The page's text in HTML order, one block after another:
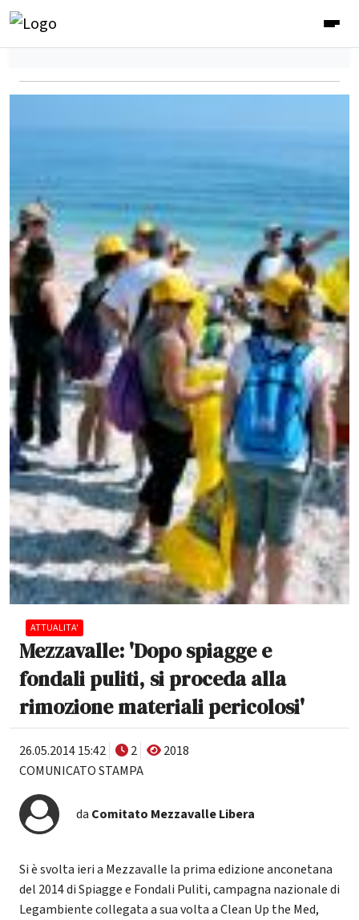
ATTUALITA'
Mezzavalle: 'Dopo spiagge e
fondali puliti, si proceda alla
rimozione materiali pericolosi'
26.05.2014 15:42 2
2018
COMUNICATO STAMPA
da Comitato Mezzavalle Libera
Si è svolta ieri a Mezzavalle la prima edizione anconetana
del 2014 di Spiagge e Fondali Puliti, campagna nazionale di
Legambiente collegata a sua volta a Clean Up the Med,